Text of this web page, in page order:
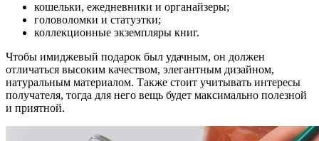
кошельки, ежедневники и органайзеры;
головоломки и статуэтки;
коллекционные экземпляры книг.
Чтобы имиджевый подарок был удачным, он должен
отличаться высоким качеством, элегантным дизайном,
натуральным материалом. Также стоит учитывать интересы
получателя, тогда для него вещь будет максимально полезной
и приятной.